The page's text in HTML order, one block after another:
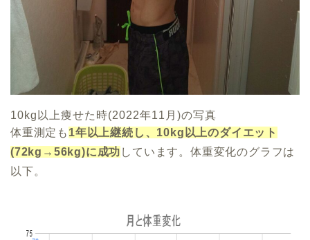
10kg以上痩せた時(2022年11月)の写真
体重測定も 1年以上継続し、10kg以上のダイエット
(72kg→56kg)に成功 しています。体重変化のグラフは
以下。